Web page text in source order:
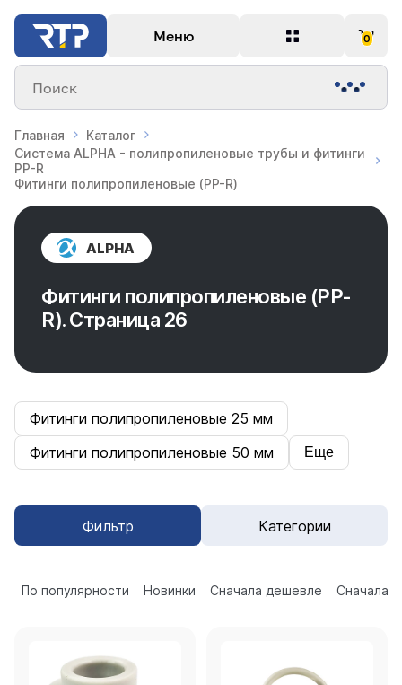
Меню 0
Поиск
Главная
Каталог
Система ALPHA - полипропиленовые трубы и фитинги
PP-R
Фитинги полипропиленовые (PP-R)
ALPHA
Фитинги полипропиленовые (PP-
R). Страница 26
Фитинги полипропиленовые 25 мм
Фитинги полипропиленовые 50 мм
Еще
Фильтр Категории
По популярности Новинки Сначала дешевле Сначала